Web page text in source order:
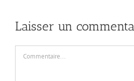
Laisser un